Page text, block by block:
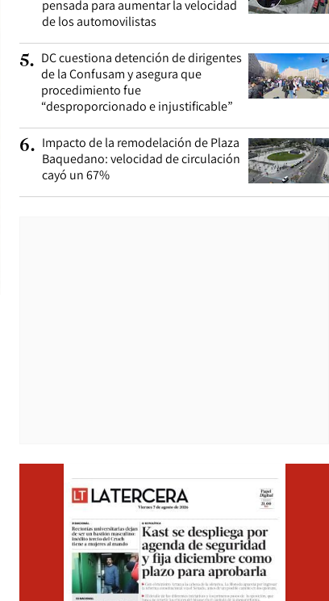
pensada para aumentar la velocidad
de los automovilistas
5. DC cuestiona detención de dirigentes
de la Confusam y asegura que
procedimiento fue
“desproporcionado e injustificable”
6. Impacto de la remodelación de Plaza
Baquedano: velocidad de circulación
cayó un 67%